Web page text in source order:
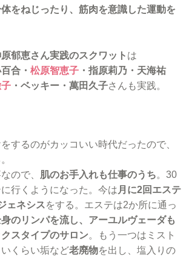
をねじったり、筋肉を意識した運動を
郁恵さん実践のスクワット は
合・ 松原智恵子 ・指原莉乃・天海祐
・ベッキー・萬田久子さんも実践。
するのがカッコいい時代だったので、
ので、 肌のお手入れも仕事のうち。30
行くようになった。今は 月に2回エステ
ェネシス をする。エステは2か所に通っ
のリンパを流し、アーユルヴェーダも
スタイプのサロン。もう一つはミスト
くらい垢など老廃物を出し、塩入りの